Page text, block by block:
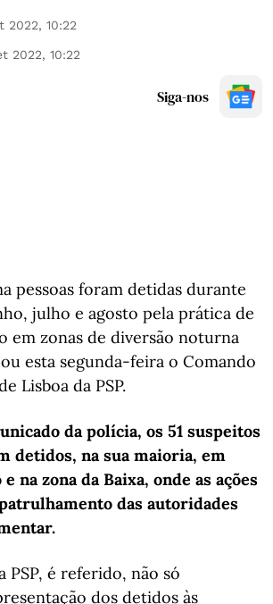
2022, 10:22
2022, 10:22
Siga-nos
pessoas foram detidas durante
julho e agosto pela prática de
em zonas de diversão noturna
esta segunda-feira o Comando
Lisboa da PSP.
da polícia, os 51 suspeitos
detidos, na sua maioria, em
na zona da Baixa, onde as ações
das autoridades
PSP, é referido, não só
dos detidos às